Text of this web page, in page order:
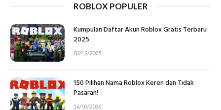
ROBLOX POPULER
Kumpulan Daftar Akun Roblox Gratis Terbaru
2025
03/12/2025
150 Pilihan Nama Roblox Keren dan Tidak
Pasaran!
16/03/2026